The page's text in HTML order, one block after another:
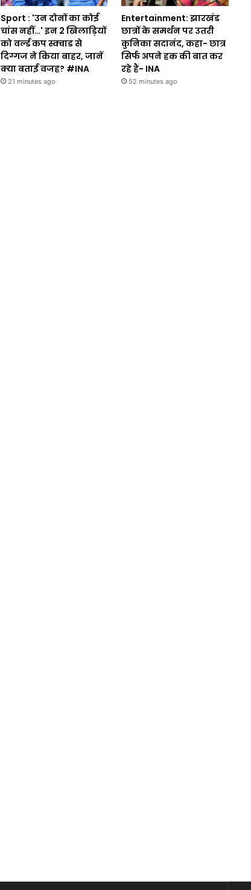
Sport : 'उन दोनों का कोई
चांस नहीं…' इन 2 खिलाड़ियों
को वर्ल्ड कप स्क्वाड से
दिग्गज ने किया बाहर, जानें
क्या बताई वजह? #INA
21 minutes ago
Entertainment: झारखंड
छात्रों के समर्थन पर उतरी
कुनिका सदानंद, कहा- छात्र
सिर्फ अपने हक की बात कर
रहे हैं- INA
52 minutes ago